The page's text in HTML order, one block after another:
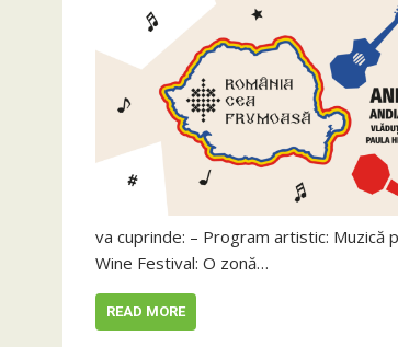
va cuprinde: – Program artistic: Muzică
Wine Festival: O zonă…
READ MORE